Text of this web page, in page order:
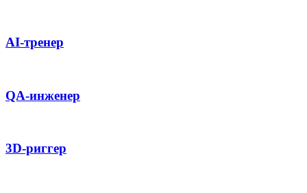
AI-тренер
QA-инженер
3D-риггер